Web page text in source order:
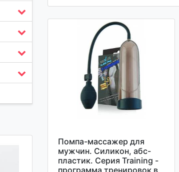
Помпа-массажер для
мужчин. Силикон, абс-
пластик. Серия Training -
программа тренировок в